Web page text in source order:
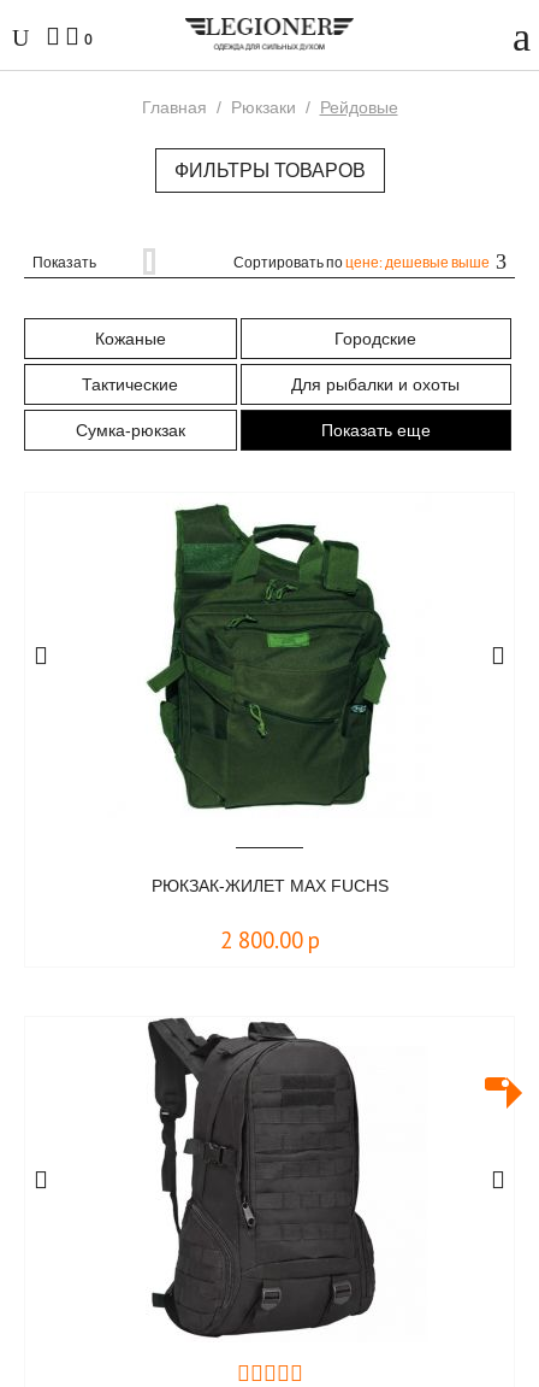
0
Главная / Рюкзаки / Рейдовые
ФИЛЬТРЫ ТОВАРОВ
Показать Сортировать поцене: дешевые выше
Кожаные Городские
Тактические Для рыбалки и охоты
Сумка-рюкзак Показать еще
РЮКЗАК-ЖИЛЕТ MAX FUCHS
2 800.00 р